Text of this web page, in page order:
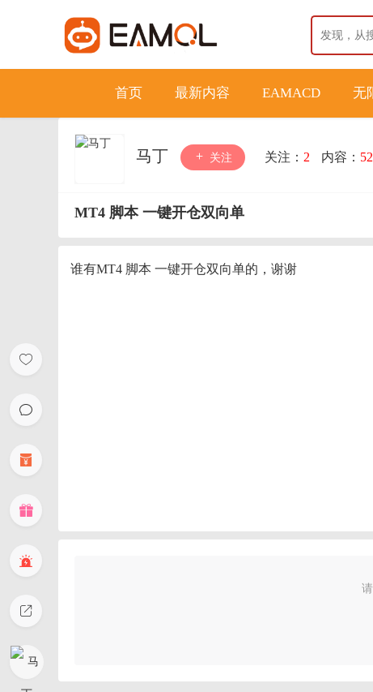
首页 最新内容 EAMACD 无
马丁 关注 关注： 2 内容：
MT4 脚本 一键开仓双向单
谁有MT4 脚本 一键开仓双向单的，谢谢